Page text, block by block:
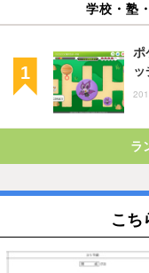
学校・塾
ポ
ッ
ラ
こち